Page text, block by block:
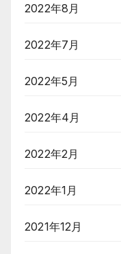
2022年8月
2022年7月
2022年5月
2022年4月
2022年2月
2022年1月
2021年12月